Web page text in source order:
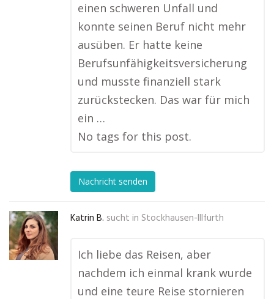
einen schweren Unfall und
konnte seinen Beruf nicht mehr
ausüben. Er hatte keine
Berufsunfähigkeitsversicherung
und musste finanziell stark
zurückstecken. Das war für mich
ein …
No tags for this post.
Nachricht senden
Katrin B. sucht in Stockhausen-Illfurth
Ich liebe das Reisen, aber
nachdem ich einmal krank wurde
und eine teure Reise stornieren